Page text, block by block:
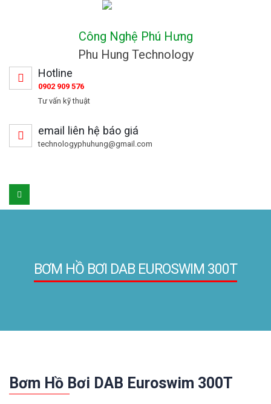
Công Nghệ Phú Hưng
Phu Hung Technology
Hotline
0902 909 576
Tư vấn kỹ thuật
email liên hệ báo giá
technologyphuhung@gmail.com
BƠM HỒ BƠI DAB EUROSWIM 300T
Bơm Hồ Bơi DAB Euroswim 300T